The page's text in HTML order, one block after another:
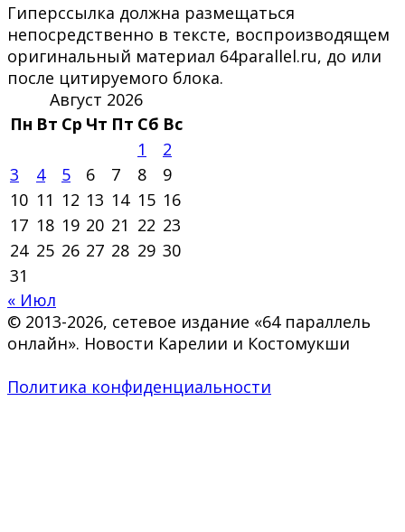
Гиперссылка должна размещаться
непосредственно в тексте, воспроизводящем
оригинальный материал 64parallel.ru, до или
после цитируемого блока.
Август 2026
Пн Вт Ср Чт Пт Сб Вс
1
2
3
4 5 6 7 8
9
10 11 12 13 14 15 16
17 18 19 20 21 22 23
24 25 26 27 28 29 30
31
« Июл
© 2013-2026, сетевое издание «64 параллель
онлайн». Новости Карелии и Костомукши
Политика конфиденциальности